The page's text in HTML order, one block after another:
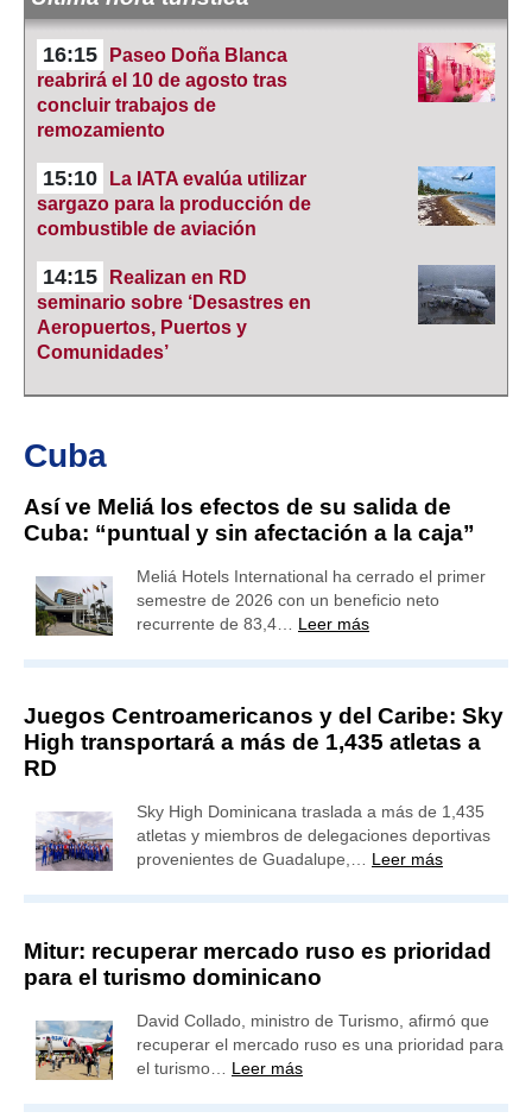
16:15
Paseo Doña Blanca
reabrirá el 10 de agosto tras
concluir trabajos de
remozamiento
15:10
La IATA evalúa utilizar
sargazo para la producción de
combustible de aviación
14:15
Realizan en RD
seminario sobre ‘Desastres en
Aeropuertos, Puertos y
Comunidades’
Cuba
Así ve Meliá los efectos de su salida de
Cuba: “puntual y sin afectación a la caja”
Meliá Hotels International ha cerrado el primer
semestre de 2026 con un beneficio neto
recurrente de 83,4… Leer más
Juegos Centroamericanos y del Caribe: Sky
High transportará a más de 1,435 atletas a
RD
Sky High Dominicana traslada a más de 1,435
atletas y miembros de delegaciones deportivas
provenientes de Guadalupe,… Leer más
Mitur: recuperar mercado ruso es prioridad
para el turismo dominicano
David Collado, ministro de Turismo, afirmó que
recuperar el mercado ruso es una prioridad para
el turismo… Leer más